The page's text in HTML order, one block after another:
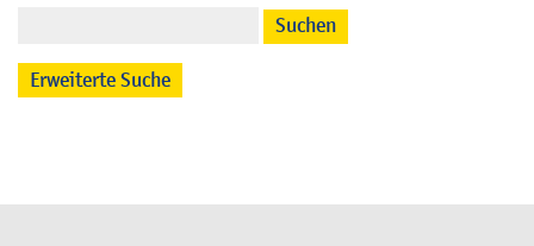
Suchen
Erweiterte Suche